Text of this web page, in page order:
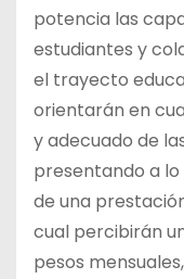
potencia las
estudiantes y
el trayecto
orientarán en
y adecuado de
presentando a
de una
cual percibirán
pesos